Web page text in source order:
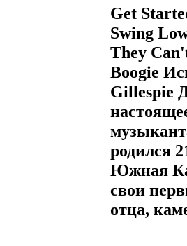
Get
Swing
They
Boogie
Gillespie
родился
Южная
свои
отца,